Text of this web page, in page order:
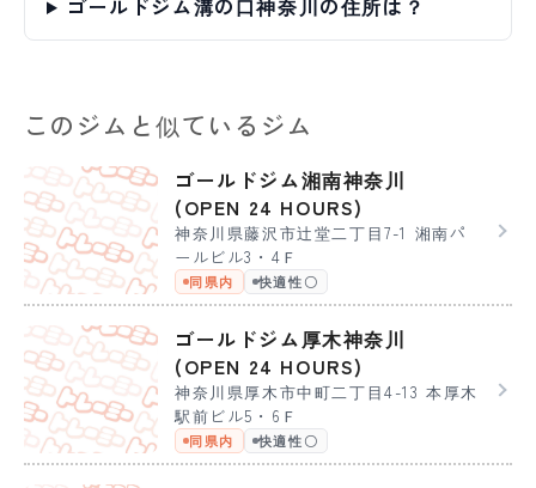
ゴールドジム溝の口神奈川の住所は？
このジムと似ているジム
ゴールドジム湘南神奈川
(OPEN 24 HOURS)
神奈川県藤沢市辻堂二丁目7-1 湘南パ
ールビル3・4Ｆ
同県内 快適性〇
ゴールドジム厚木神奈川
(OPEN 24 HOURS)
神奈川県厚木市中町二丁目4-13 本厚木
駅前ビル5・6Ｆ
同県内 快適性〇